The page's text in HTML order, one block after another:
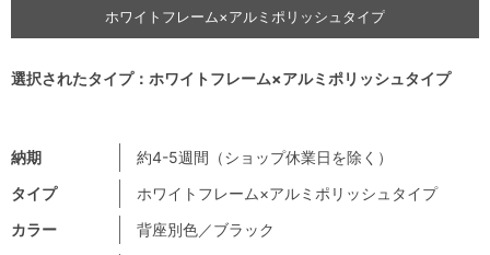
納期
約4-5週間（ショップ休業日を除く）
タイプ
ホワイトフレーム×アルミポリッシュタイプ
カラー
背座別色／ブラック
ホワイトフレーム×アルミポリッシュタイプ
選択されたタイプ：ホワイトフレーム×アルミポリッシュタイプ